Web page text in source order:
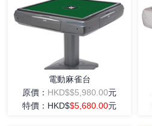
電動麻雀台
原價： HKD$$5,980.00元
特價：HKD$$5,680.00元